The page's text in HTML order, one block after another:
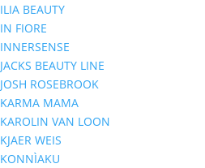
ILIA BEAUTY
IN FIORE
INNERSENSE
JACKS BEAUTY LINE
JOSH ROSEBROOK
KARMA MAMA
KAROLIN VAN LOON
KJAER WEIS
KONNÌAKU